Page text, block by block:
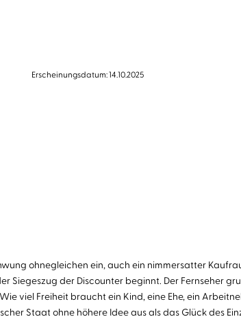
Erscheinungsdatum: 14.10.2025
ohnegleichen ein, auch ein nimmersatter
Siegeszug der Discounter beginnt. Der Fernseher
viel Freiheit braucht ein Kind, eine Ehe, ein
Staat ohne höhere Idee aus als das Glück des